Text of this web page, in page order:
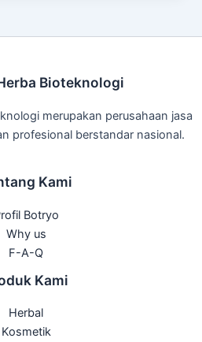
Bioteknologi
merupakan perusahaan jasa
profesional berstandar nasional.
Kami
Botryo
Why us
F-A-Q
Kami
Herbal
Kosmetik